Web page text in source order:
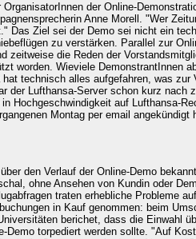
der Online-
Anne Morell. "Wer
Das Ziel sei der Demo sei nicht ein
zu verstärken. Parallel zur
die Reden der
worden. Wieviele DemonstrantInnen
technisch alles aufgefahren, was
der Lufthansa-Server schon kurz nach
Hochgeschwindigkeit auf Lufthansa-
Montag per email
den Verlauf der Online-Demo
ohne Ansehen von Kundin oder
traten erhebliche Probleme
in Kauf genommen: beim
berichet, dass die
torpediert werden sollte. "Auf